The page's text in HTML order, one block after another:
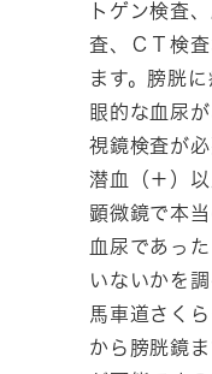
トゲン検査
査、ＣＴ検
ます。膀胱
眼的な血尿
視鏡検査が
潜血（＋）
顕微鏡で本
血尿であっ
いないかを
馬車道さく
から膀胱鏡